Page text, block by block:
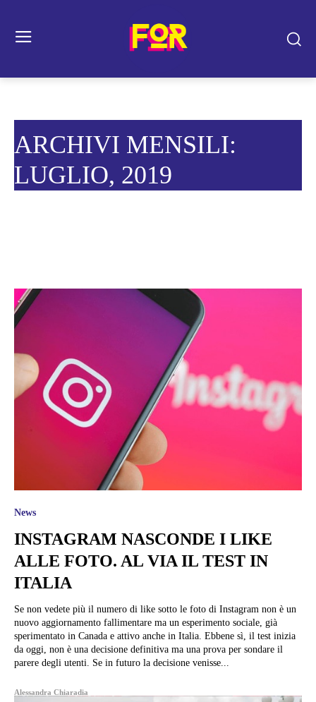
ARCHIVI MENSILI:
LUGLIO, 2019
News
INSTAGRAM NASCONDE I LIKE
ALLE FOTO. AL VIA IL TEST IN
ITALIA
Se non vedete più il numero di like sotto le foto di Instagram non è un
nuovo aggiornamento fallimentare ma un esperimento sociale, già
sperimentato in Canada e attivo anche in Italia. Ebbene sì, il test inizia
da oggi, non è una decisione definitiva ma una prova per sondare il
parere degli utenti. Se in futuro la decisione venisse...
Alessandra Chiaradia